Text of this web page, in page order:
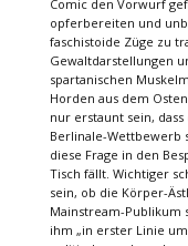
Comic den Vorwurf
opferbereiten und
faschistoide Züge zu
Gewaltdarstellungen
spartanischen
Horden aus dem
nur erstaunt sein,
Berlinale-Wettbewerb
diese Frage in den
Tisch fällt. Wichtiger
sein, ob die Körper-
Mainstream-Publikum
ihm „in erster Linie